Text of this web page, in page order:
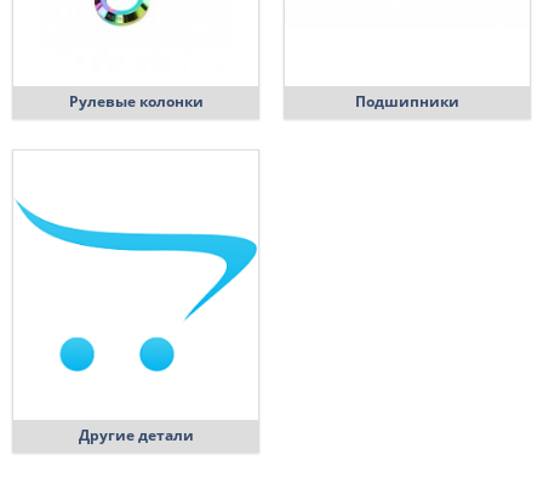
Рулевые колонки Подшипники
Другие детали